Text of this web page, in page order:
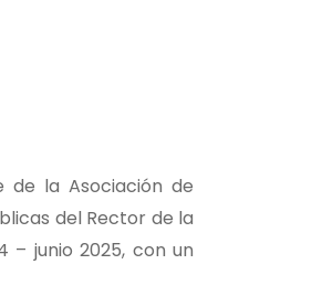
de la Asociación de
del Rector de la
– junio 2025, con un